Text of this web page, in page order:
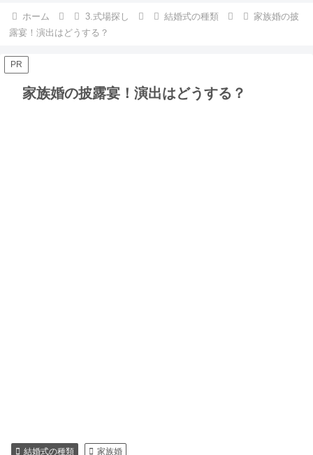
ホーム 3.式場探し 結婚式の種類
家族婚の披
露宴！演出はどうする？
PR
家族婚の披露宴！演出はどうする？
結婚式の種類 家族婚